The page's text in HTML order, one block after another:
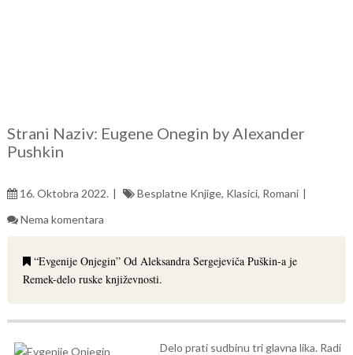
Strani Naziv: Eugene Onegin by Alexander
Pushkin
16. Oktobra 2022. Besplatne Knjige, Klasici, Romani
Nema komentara
“Evgenije Onjegin” Od Aleksandra Sergejeviča Puškin-a je
Remek-delo ruske književnosti.
Delo prati sudbinu tri glavna lika. Radi